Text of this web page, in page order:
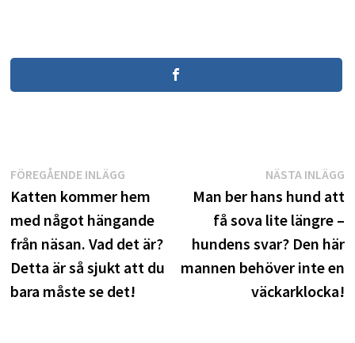
Inläggsnavigering
FÖREGÅENDE INLÄGGFöregående
inlägg:
Katten kommer hem
med något hängande
från näsan. Vad det är?
Detta är så sjukt att du
bara måste se det!
NÄSTA INLÄGG
Man ber hans hund att
få sova lite längre –
hundens svar? Den här
mannen behöver inte en
väckarklocka!